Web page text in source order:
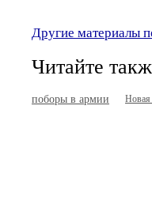
Другие материалы
Читайте
поборы в армии Новая